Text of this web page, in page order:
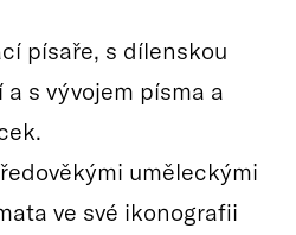
písaře, s dílenskou
s vývojem písma a
uměleckými
ve své ikonografii